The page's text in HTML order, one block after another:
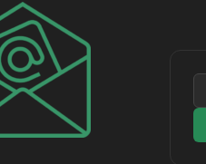
5 مايو، 2026
برئاسة معالي وزير...